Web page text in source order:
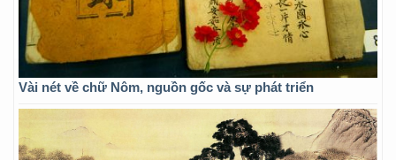
Vài nét về chữ Nôm, nguồn gốc và sự phát triển